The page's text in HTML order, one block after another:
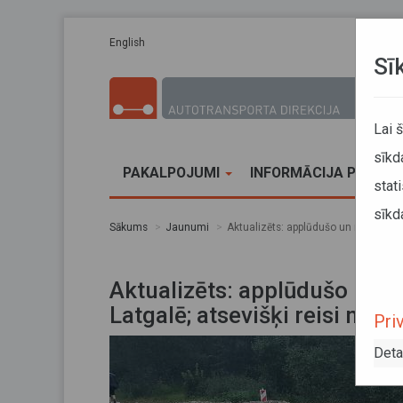
English
PAKALPOJUMI INFORMĀCIJA
Sākums Jaunumi Aktualizēts: applūdušo un
Aktualizēts: applūdušo un
Latgalē; atsevišķi reisi
Lai